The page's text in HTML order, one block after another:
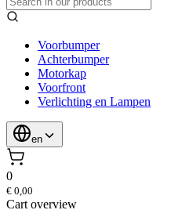
Voorbumper
Achterbumper
Motorkap
Voorfront
Verlichting en Lampen
en
0
€ 0,00
Cart overview